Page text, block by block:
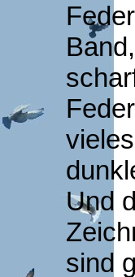
Und
sind